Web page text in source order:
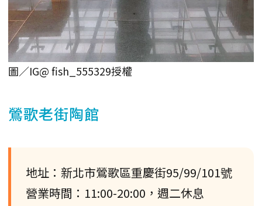
圖／IG@ fish_555329授權
鶯歌老街陶館
地址：新北市鶯歌區重慶街95/99/101號
營業時間：11:00-20:00，週二休息